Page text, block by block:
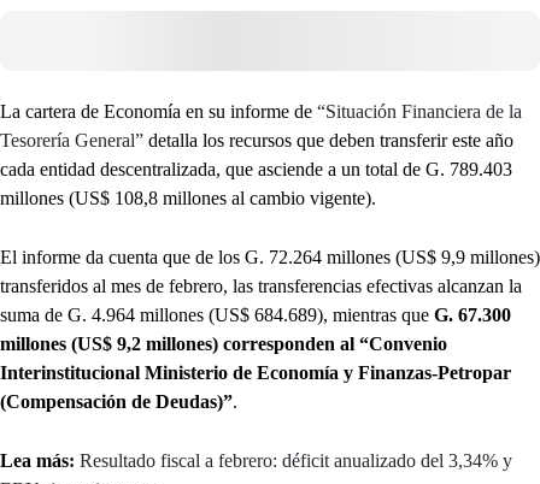
La cartera de Economía en su informe de “Situación Financiera de la
Tesorería General” detalla los recursos que deben transferir este año
cada entidad descentralizada, que asciende a un total de G. 789.403
millones (US$ 108,8 millones al cambio vigente).
El informe da cuenta que de los G. 72.264 millones (US$ 9,9 millones)
transferidos al mes de febrero, las transferencias efectivas alcanzan la
suma de G. 4.964 millones (US$ 684.689), mientras que G. 67.300
millones (US$ 9,2 millones) corresponden al “Convenio
Interinstitucional Ministerio de Economía y Finanzas-Petropar
(Compensación de Deudas)”.
Lea más: Resultado fiscal a febrero: déficit anualizado del 3,34% y